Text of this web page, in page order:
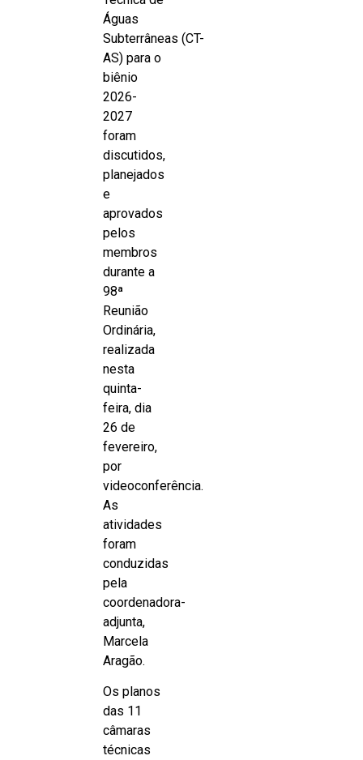
Águas
Subterrâneas (CT-
AS) para o
biênio
2026-
2027
foram
discutidos,
planejados
e
aprovados
pelos
membros
durante a
98ª
Reunião
Ordinária,
realizada
nesta
quinta-
feira, dia
26 de
fevereiro,
por
videoconferência.
As
atividades
foram
conduzidas
pela
coordenadora-
adjunta,
Marcela
Aragão.
Os planos
das 11
câmaras
técnicas